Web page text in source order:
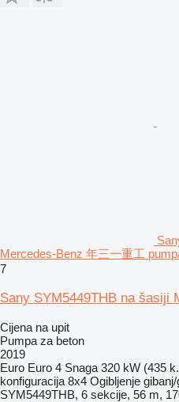
Mercedes-Benz 年三一重工
7
Sany SYM5449THB na šasiji
Cijena na upit
Pumpa za beton
2019
Euro Euro 4 Snaga 320 kW (435
konfiguracija 8x4 Ogibljenje
SYM5449THB, 6 sekcije, 56 m,